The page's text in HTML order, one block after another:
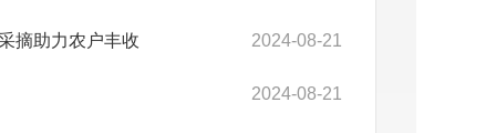
2024-08-21
摘助力农户丰收
2024-08-21